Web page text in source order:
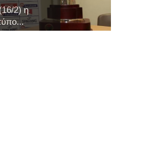
2) η